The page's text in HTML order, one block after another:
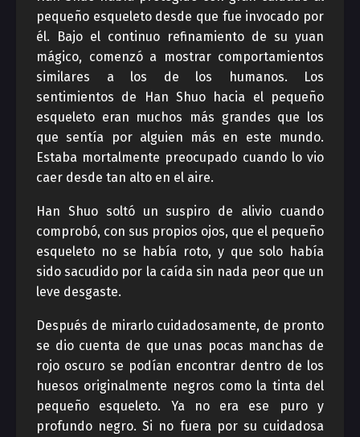
pequeño esqueleto desde que fue invocado por
él. Bajo el continuo refinamiento de su yuan
mágico, comenzó a mostrar comportamientos
similares a los de los humanos. Los
sentimientos de Han Shuo hacia el pequeño
esqueleto eran muchos más grandes que los
que sentía por alguien más en este mundo.
Estaba mortalmente preocupado cuando lo vio
caer desde tan alto en el aire.
Han Shuo soltó un suspiro de alivio cuando
comprobó, con sus propios ojos, que el pequeño
esqueleto no se había roto, y que solo había
sido sacudido por la caída sin nada peor que un
leve desgaste.
Después de mirarlo cuidadosamente, de pronto
se dio cuenta de que unas pocas manchas de
rojo oscuro se podían encontrar dentro de los
huesos originalmente negros como la tinta del
pequeño esqueleto. Ya no era ese puro y
profundo negro. Si no fuera por su cuidadosa